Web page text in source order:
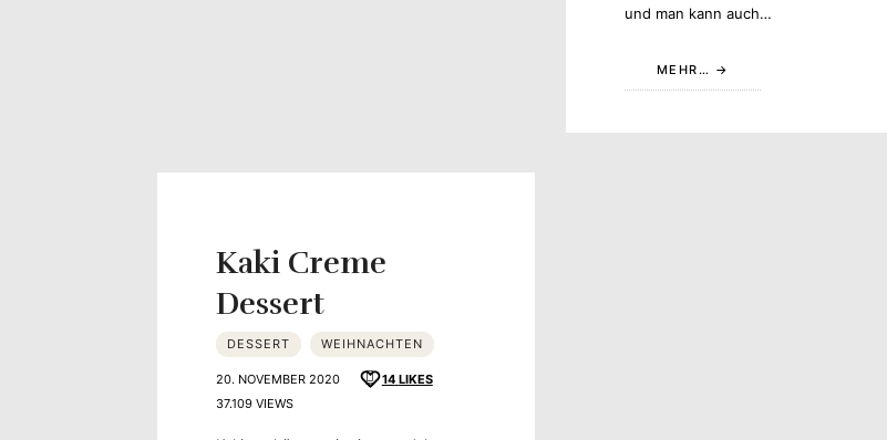
und man kann auch…
MEHR…
Kaki Creme
Dessert
DESSERT WEIHNACHTEN
20. NOVEMBER 2020 14 LIKES
37.109 VIEWS